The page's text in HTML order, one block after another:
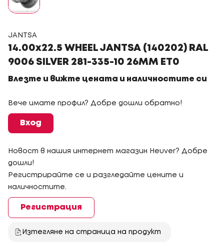
JANTSA
14.00x22.5 WHEEL JANTSA (140202) RAL
9006 SILVER 281-335-10 26MM ET0
Влезте и вижте цената и наличностите си
Вече имате профил? Добре дошли обратно!
Вход
Новост в нашия интернет магазин Heuver? Добре
дошли!
Регистрирайте се и разгледайте цените и
наличностите.
Регистрация
Изтегляне на страница на продукт